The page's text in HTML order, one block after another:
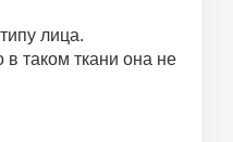
лица.
таком ткани она не